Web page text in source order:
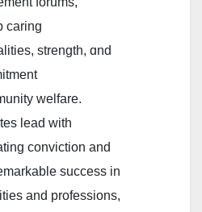
caring
strength, ɑnd
welfare.
lead ᴡith
conviction and
success іn
and professions,